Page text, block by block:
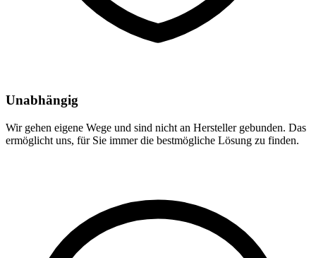
Unabhängig
Wir gehen eigene Wege und sind nicht an Hersteller gebunden. Das
ermöglicht uns, für Sie immer die bestmögliche Lösung zu finden.